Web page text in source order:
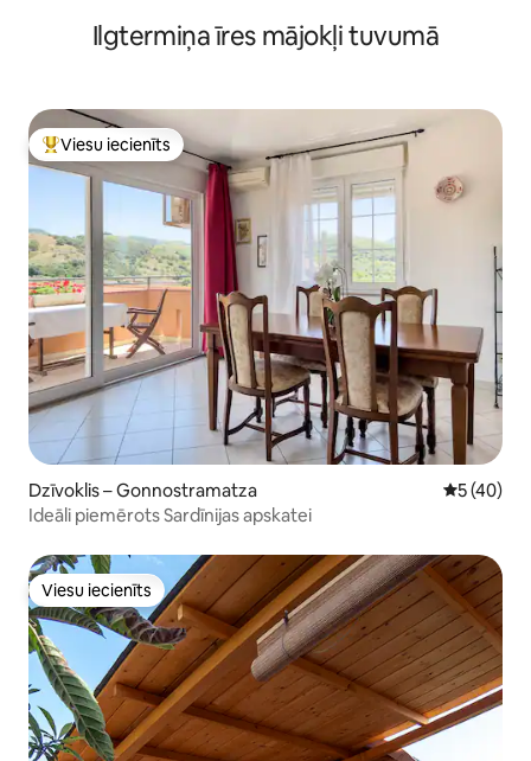
Ilgtermiņa īres mājokļi tuvumā
Populārs viesu iecienīts mājoklis
Viesu iecienīts
Dzīvoklis – Gonnostramatza Vidējais
5 (40)
Ideāli piemērots Sardīnijas apskatei
Viesu iecienīts
Viesu iecienīts